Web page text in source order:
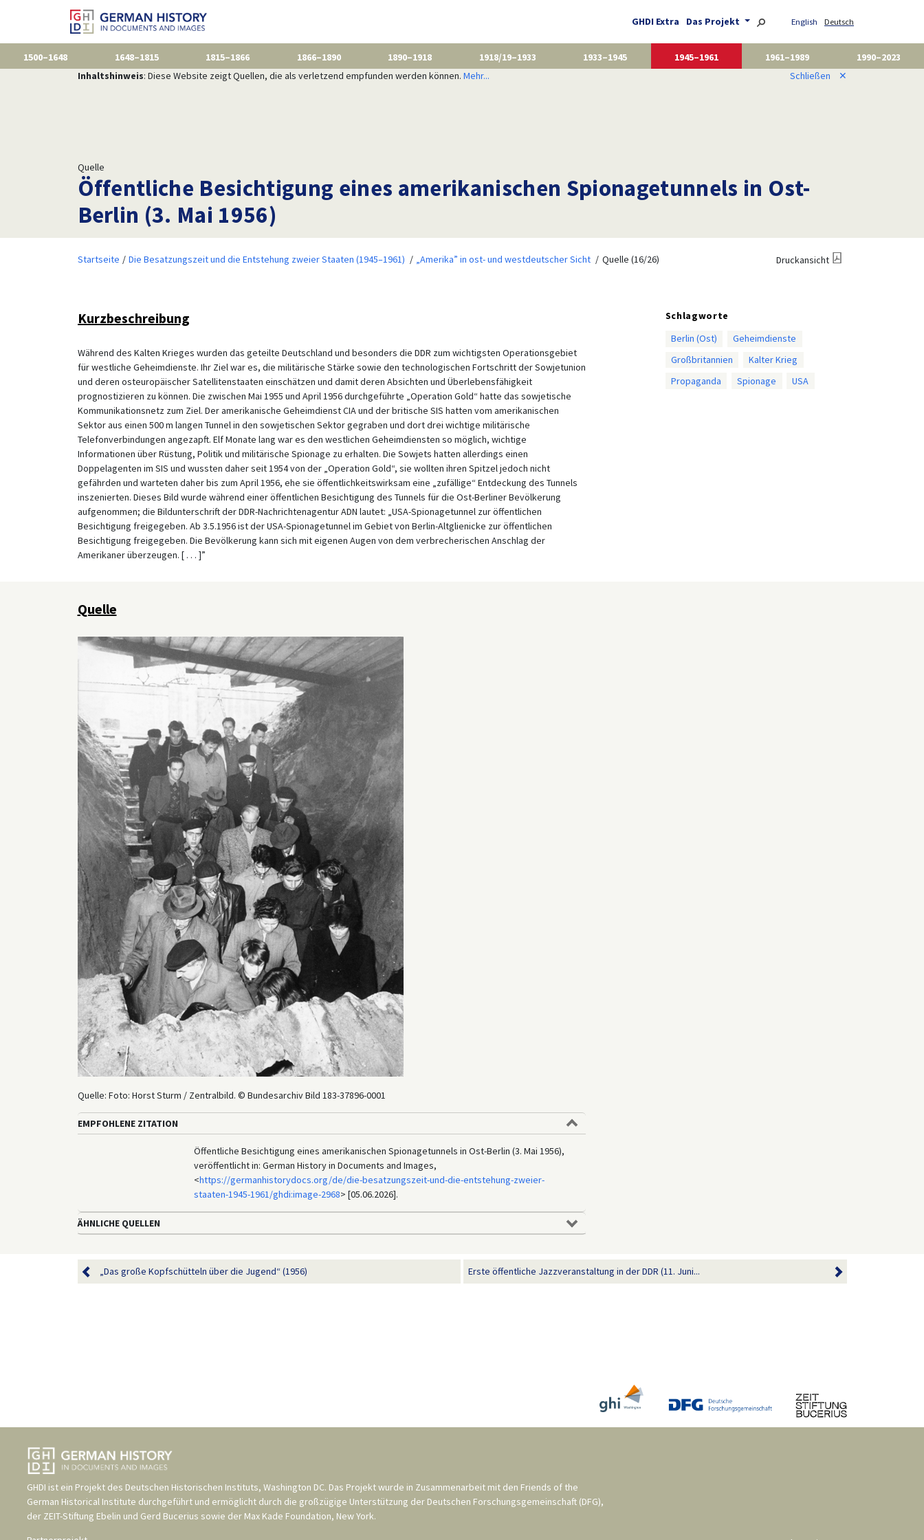
GHDI Extra Das Projekt English Deutsch
1500–1648 1648–1815 1815–1866 1866–1890 1890–1918 1918/19–1933 1933–1945 1945–1961 1961–1989
1990–2023
Inhaltshinweis: Diese Website zeigt Quellen, die als verletzend empfunden werden können. Mehr... Schließen ✕
Quelle
Öffentliche Besichtigung eines amerikanischen Spionagetunnels in Ost-
Berlin (3. Mai 1956)
Startseite Die Besatzungszeit und die Entstehung zweier Staaten (1945–1961) „Amerika” in ost- und westdeutscher Sicht Quelle (16/26) Druckansicht
Kurzbeschreibung
Während des Kalten Krieges wurden das geteilte Deutschland und besonders die DDR zum wichtigsten Operationsgebiet
für westliche Geheimdienste. Ihr Ziel war es, die militärische Stärke sowie den technologischen Fortschritt der Sowjetunion
und deren osteuropäischer Satellitenstaaten einschätzen und damit deren Absichten und Überlebensfähigkeit
prognostizieren zu können. Die zwischen Mai 1955 und April 1956 durchgeführte „Operation Gold“ hatte das sowjetische
Kommunikationsnetz zum Ziel. Der amerikanische Geheimdienst CIA und der britische SIS hatten vom amerikanischen
Sektor aus einen 500 m langen Tunnel in den sowjetischen Sektor gegraben und dort drei wichtige militärische
Telefonverbindungen angezapft. Elf Monate lang war es den westlichen Geheimdiensten so möglich, wichtige
Informationen über Rüstung, Politik und militärische Spionage zu erhalten. Die Sowjets hatten allerdings einen
Doppelagenten im SIS und wussten daher seit 1954 von der „Operation Gold“, sie wollten ihren Spitzel jedoch nicht
gefährden und warteten daher bis zum April 1956, ehe sie öffentlichkeitswirksam eine „zufällige“ Entdeckung des Tunnels
inszenierten. Dieses Bild wurde während einer öffentlichen Besichtigung des Tunnels für die Ost-Berliner Bevölkerung
aufgenommen; die Bildunterschrift der DDR-Nachrichtenagentur ADN lautet: „USA-Spionagetunnel zur öffentlichen
Besichtigung freigegeben. Ab 3.5.1956 ist der USA-Spionagetunnel im Gebiet von Berlin-Altglienicke zur öffentlichen
Besichtigung freigegeben. Die Bevölkerung kann sich mit eigenen Augen von dem verbrecherischen Anschlag der
Amerikaner überzeugen. [ . . . ]”
Schlagworte
Berlin (Ost)
Geheimdienste
Großbritannien
Kalter Krieg
Propaganda
Spionage USA
Quelle
Quelle: Foto: Horst Sturm / Zentralbild. © Bundesarchiv Bild 183-37896-0001
EMPFOHLENE ZITATION
Öffentliche Besichtigung eines amerikanischen Spionagetunnels in Ost-Berlin (3. Mai 1956),
veröffentlicht in: German History in Documents and Images,
<https://germanhistorydocs.org/de/die-besatzungszeit-und-die-entstehung-zweier-
staaten-1945-1961/ghdi:image-2968> [05.06.2026].
ÄHNLICHE QUELLEN
„Das große Kopfschütteln über die Jugend“ (1956) Erste öffentliche Jazzveranstaltung in der DDR (11. Juni...
GHDI ist ein Projekt des Deutschen Historischen Instituts, Washington DC. Das Projekt wurde in Zusammenarbeit mit den Friends of the
German Historical Institute durchgeführt und ermöglicht durch die großzügige Unterstützung der Deutschen Forschungsgemeinschaft (DFG),
der ZEIT-Stiftung Ebelin und Gerd Bucerius sowie der Max Kade Foundation, New York.